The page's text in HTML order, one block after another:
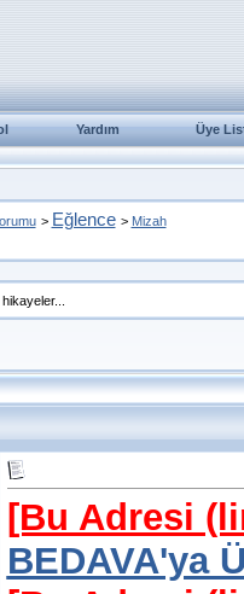
Yardım Üye
> Eğlence > Mizah
[Bu Adresi
BEDAVA'ya